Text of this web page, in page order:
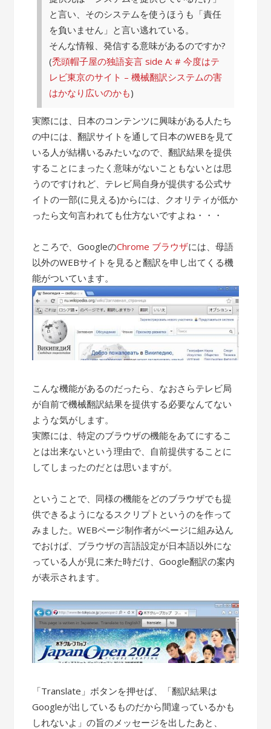
と言い、そのシステムを使うほうも「責任
を負いません」と言い逃れている。
そんな情報、発信する意味があるのですか?
(禿頭帽子屋の独語妄言 side A: # 今度はテ
レビ東京のサイト – 機械翻訳システムの害
はかなり広いのかも)
実際には、日本のコンテンツに興味がある人たち
の中には、翻訳サイトを通して日本のWEBを見て
いる人が結構いるみたいなので、翻訳結果を提供
することにまったく意味がないこともないとは思
うのですけれど、テレビ局自身が提供する公式サ
イトの一部(に見える)からには、クオリティが低か
ったら文句言われても仕方ないですよね・・・
ところで、GoogleのChrome ブラウザには、母語
以外のWEBサイトを見ると翻訳を申し出てくる機
能がついています。
こんな機能があるのだったら、なおさらテレビ局
が自前で機械翻訳結果を提供する必要なんてない
ような気がします。
実際には、特定のブラウザの機能をあてにするこ
とは出来ないという理由で、自前提供することに
してしまったのだとは思いますが。
ということで、同様の機能をどのブラウザでも提
供できるようになるスクリプトというのを作って
みました。WEBページ制作者がページに組み込ん
でおけば、ブラウザの言語設定が日本語以外にな
っている人が見に来た時だけ、Google翻訳の案内
が表示されます。
「Translate」ボタンを押せば、「翻訳結果は
Googleが出しているものだから間違っているかも
しれないよ」の旨のメッセージを出したあと、